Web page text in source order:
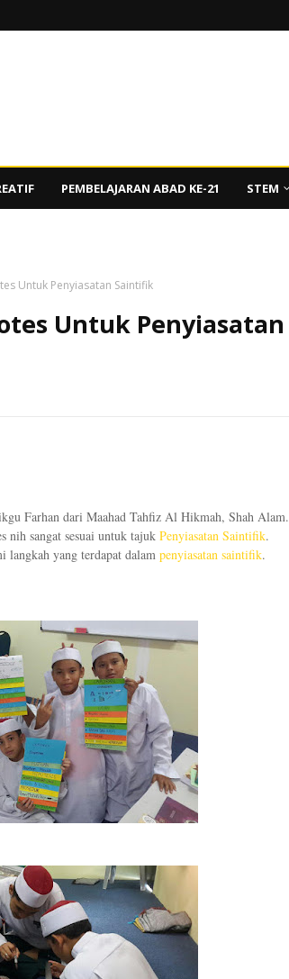
PEMBELAJARAN ABAD KE-21 STEM
Untuk Penyiasatan Saintifik
Untuk Penyiasatan
Farhan dari Maahad Tahfiz Al Hikmah, Shah Alam.
nih sangat sesuai untuk tajuk Penyiasatan Saintifik.
langkah yang terdapat dalam penyiasatan saintifik.